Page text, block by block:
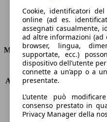
Ø 5.3 l/100km
Consumi
Motore e Prestazioni
KW (PS)
Accelerazione (0-100 km/h)
Numero di marce
6
Coppia
Cookie, identificatori
online (ad es.
assegnati casualmente,
ad altre informazioni
browser, lingua,
supportate, ecc.)
dispositivo dell’utente
connette a un’app o a
presentate.
L’utente può
consenso prestato in
Privacy Manager della